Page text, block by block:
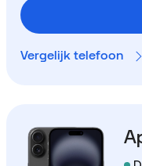
Vergelijk telefoon